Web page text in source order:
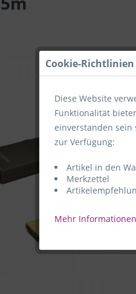
Cookie-Richtlinien
Diese Website
Funktionalität
einverstanden sein
zur Verfügung:
Artikel in den
Merkzettel
Mehr Informationen